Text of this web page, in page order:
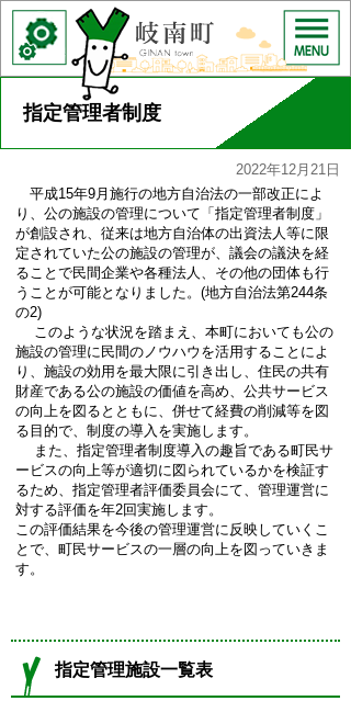
指定管理者制度
2022年12月21日
平成15年9月施行の地方自治法の一部改正によ
り、公の施設の管理について「指定管理者制度」
が創設され、従来は地方自治体の出資法人等に限
定されていた公の施設の管理が、議会の議決を経
ることで民間企業や各種法人、その他の団体も行
うことが可能となりました。(地方自治法第244条
の2)
このような状況を踏まえ、本町においても公の
施設の管理に民間のノウハウを活用することによ
り、施設の効用を最大限に引き出し、住民の共有
財産である公の施設の価値を高め、公共サービス
の向上を図るとともに、併せて経費の削減等を図
る目的で、制度の導入を実施します。
また、指定管理者制度導入の趣旨である町民サ
ービスの向上等が適切に図られているかを検証す
るため、指定管理者評価委員会にて、管理運営に
対する評価を年2回実施します。
この評価結果を今後の管理運営に反映していくこ
とで、町民サービスの一層の向上を図っていきま
す。
指定管理施設一覧表